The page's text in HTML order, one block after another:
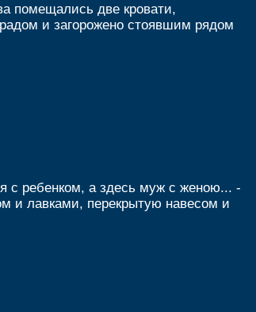
помещались две кровати,
и загорожено стоявшим рядом
с ребенком, а здесь муж с женою... -
и лавками, перекрытую навесом и